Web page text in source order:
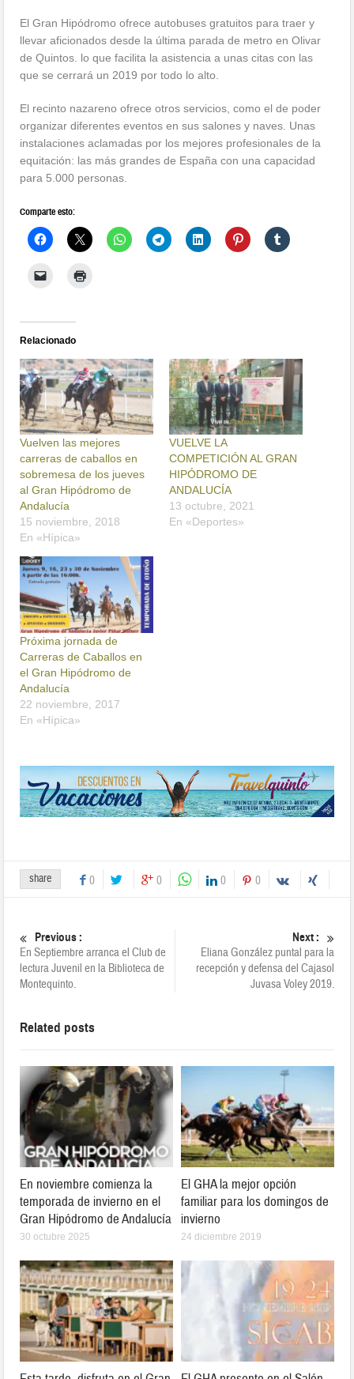
El Gran Hipódromo ofrece autobuses gratuitos para traer y
llevar aficionados desde la última parada de metro en Olivar
de Quintos. lo que facilita la asistencia a unas citas con las
que se cerrará un 2019 por todo lo alto.
El recinto nazareno ofrece otros servicios, como el de poder
organizar diferentes eventos en sus salones y naves. Unas
instalaciones aclamadas por los mejores profesionales de la
equitación: las más grandes de España con una capacidad
para 5.000 personas.
Comparte esto:
Relacionado
Vuelven las mejores
carreras de caballos en
sobremesa de los jueves
al Gran Hipódromo de
Andalucía
15 noviembre, 2018
En «Hípica»
VUELVE LA
COMPETICIÓN AL GRAN
HIPÓDROMO DE
ANDALUCÍA
13 octubre, 2021
En «Deportes»
Próxima jornada de
Carreras de Caballos en
el Gran Hipódromo de
Andalucía
22 noviembre, 2017
En «Hípica»
share 0 0 0 0
Previous :
En Septiembre arranca el Club de
lectura Juvenil en la Biblioteca de
Montequinto.
Next :
Eliana González puntal para la
recepción y defensa del Cajasol
Juvasa Voley 2019.
Related posts
En noviembre comienza la
temporada de invierno en el
Gran Hipódromo de Andalucía
30 octubre 2025
El GHA la mejor opción
familiar para los domingos de
invierno
24 diciembre 2019